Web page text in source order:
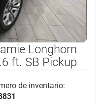
Longhorn
ft. SB Pickup
de inventario: